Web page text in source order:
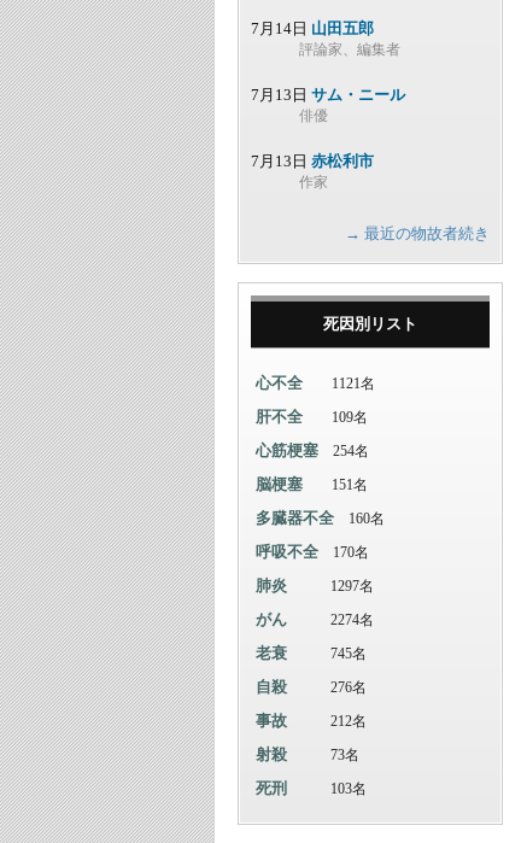
7月14日 山田五郎
評論家、編集者
7月13日 サム・ニール
俳優
7月13日 赤松利市
作家
→ 最近の物故者続き
死因別リスト
心不全 1121名
肝不全 109名
心筋梗塞 254名
脳梗塞 151名
多臓器不全 160名
呼吸不全 170名
肺炎 1297名
がん 2274名
老衰 745名
自殺 276名
事故 212名
射殺 73名
死刑 103名